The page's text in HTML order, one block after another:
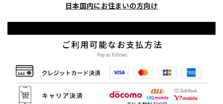
日本国内にお住まいの方向け